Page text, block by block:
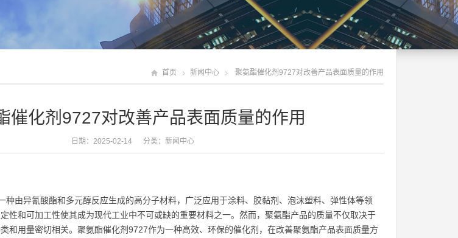
首页 新闻中心 聚氨酯催化剂9727对改善产品表面质量的作用
催化剂9727对改善产品表面质量的作用
日期：2025-02-14 分类： 新闻中心
种由异氰酸酯和多元醇反应生成的高分子材料，广泛应用于涂料、胶黏剂、泡沫塑料、弹性体等领
性和可加工性使其成为现代工业中不可或缺的重要材料之一。然而，聚氨酯产品的质量不仅取决于
和用量密切相关。聚氨酯催化剂9727作为一种高效、环保的催化剂，在改善聚氨酯产品表面质量方